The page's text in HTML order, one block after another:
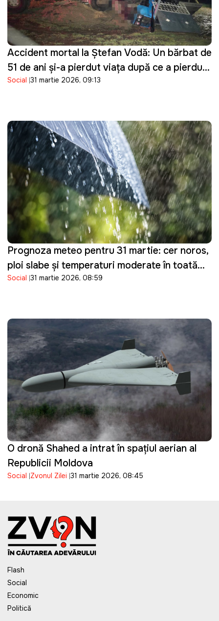
Accident mortal la Ștefan Vodă: Un bărbat de
51 de ani și-a pierdut viața după ce a pierdut
controlul asupra tractorului pe care îl
Social 31 martie 2026, 09:13
Prognoza meteo pentru 31 martie: cer noros,
ploi slabe și temperaturi moderate în toată
țara
Social 31 martie 2026, 08:59
O dronă Shahed a intrat în spațiul aerian al
Republicii Moldova
Social Zvonul Zilei 31 martie 2026, 08:45
Flash
Social
Economic
Politică